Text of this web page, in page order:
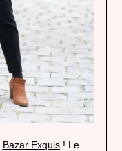
Bazar Exquis! Le